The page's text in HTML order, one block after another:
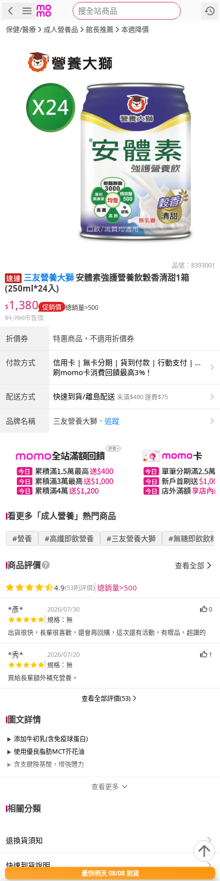
搜全站商品
商品 評價 詳情
保健/醫療 成人營養品 館長推薦 本週降價
品號： 8393001
三友營養大獅 安體素強護營養飲穀香清甜1箱
(250ml*24入)
$1,380 促銷價 總銷量>500
$1,780市售價
折價券 特惠商品，不適用折價券
付款方式
信用卡 | 無卡分期 | 貨到付款 | 行動支付 | 超
商付款 | ATM | 銀聯卡
刷momo卡消費回饋最高3%！
配送方式 快速到貨/離島配送 未滿$490 運費$75
品牌名稱 三友營養大獅 ． 追蹤
看更多「成人營養」熱門商品
#營養 #高纖即飲營養 #三友營養大獅 #無糖即飲飲料
商品評價 查看全部
4.9(53則評價) 總銷量>500
*彥* 2026/07/30
0
規格：無
出貨很快，長輩很喜歡，還會再回購，這次還有活動，有贈品，超讚的
*秀* 2026/07/20
1
規格：無
買給長輩額外補充營養。
查看全部評價(53)
圖文詳情
添加牛初乳(含免疫球蛋白)
使用優良脂肪MCT芥花油
含支鍵胺基酸，增強體力
類型
對象與族群 男、女、成年、銀髮族
查看更多
相關分類
退換貨須知
快速到貨說明
最快明天 08/08 到貨